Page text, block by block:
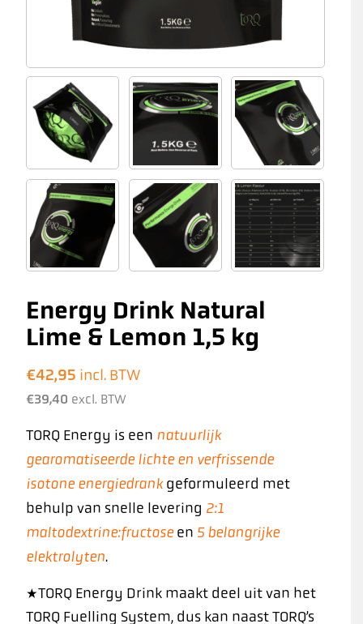
Energy Drink Natural
Lime & Lemon 1,5 kg
€42,95 incl. BTW
€39,40 excl. BTW
TORQ Energy is een natuurlijk
gearomatiseerde lichte en verfrissende
isotone energiedrankgeformuleerd met
behulp van snelle levering 2:1
maltodextrine:fructose en 5 belangrijke
elektrolyten.
*TORQ Energy Drink maakt deel uit van het
TORQ Fuelling System, dus kan naast TORQ’s